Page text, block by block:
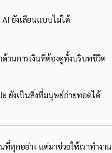
ยังเลียนแบบไม่ได้
านการเงินที่ต้องดูทั้งบริบทชีวิต
ยังเป็นสิ่งที่มนุษย์ถ่ายทอดได้
ทุกอย่าง แต่มาช่วยให้เราทำงาน